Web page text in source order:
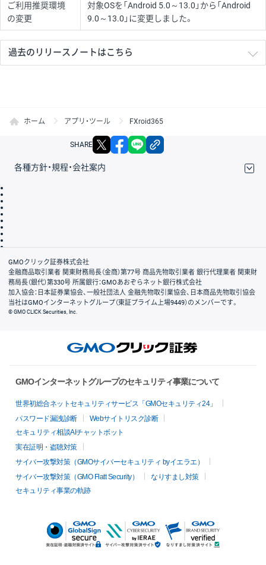
ご利用推奨環境
の変更
対象OSを「Android 5.0～13.0」から「Android
9.0～13.0」に変更しました。
過去のリリースノートはこちら
ホーム アプリ・ツール FXroid365
SHARE X facebook
各種方針・規程・会社案内
会社案内
GMOクリック証券株式会社
金融商品取引業者 関東財務局長（金商）第77号 商品先物取引業者 銀行代理業者 関東財
務局長（銀代）第330号 所属銀行：GMOあおぞらネット銀行株式会社
加入協会：日本証券業協会、一般社団法人 金融先物取引業協会、日本商品先物取引協会
当社はGMOインターネットグループ（東証プライム上場9449）のメンバーです。
© GMO CLICK Securities, Inc.
GMOインターネットグループのセキュリティ事業について
世界初総合ネットセキュリティサービス「GMOセキュリティ24」
パスワード漏洩診断
Webサイトリスク診断
セキュリティ相談AIチャットボット
実在証明・盗聴対策
サイバー攻撃対策（GMOサイバーセキュリティ byイエラエ）
サイバー攻撃対策（GMO Flatt Security）
なりすまし対策
セキュリティ事業の軌跡